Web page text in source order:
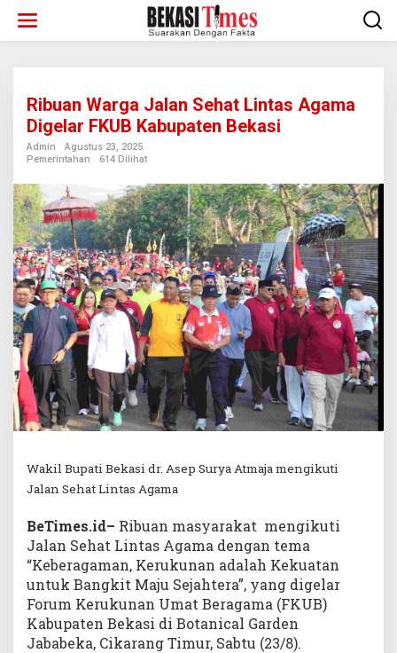
konten
Ribuan Warga Jalan Sehat Lintas Agama
Digelar FKUB Kabupaten Bekasi
Admin
Agustus 23, 2025
Pemerintahan
614 Dilihat
Wakil Bupati Bekasi dr. Asep Surya Atmaja mengikuti
Jalan Sehat Lintas Agama
BeTimes.id– Ribuan masyarakat mengikuti
Jalan Sehat Lintas Agama dengan tema
“Keberagaman, Kerukunan adalah Kekuatan
untuk Bangkit Maju Sejahtera”, yang digelar
Forum Kerukunan Umat Beragama (FKUB)
Kabupaten Bekasi di Botanical Garden
Jababeka, Cikarang Timur, Sabtu (23/8).